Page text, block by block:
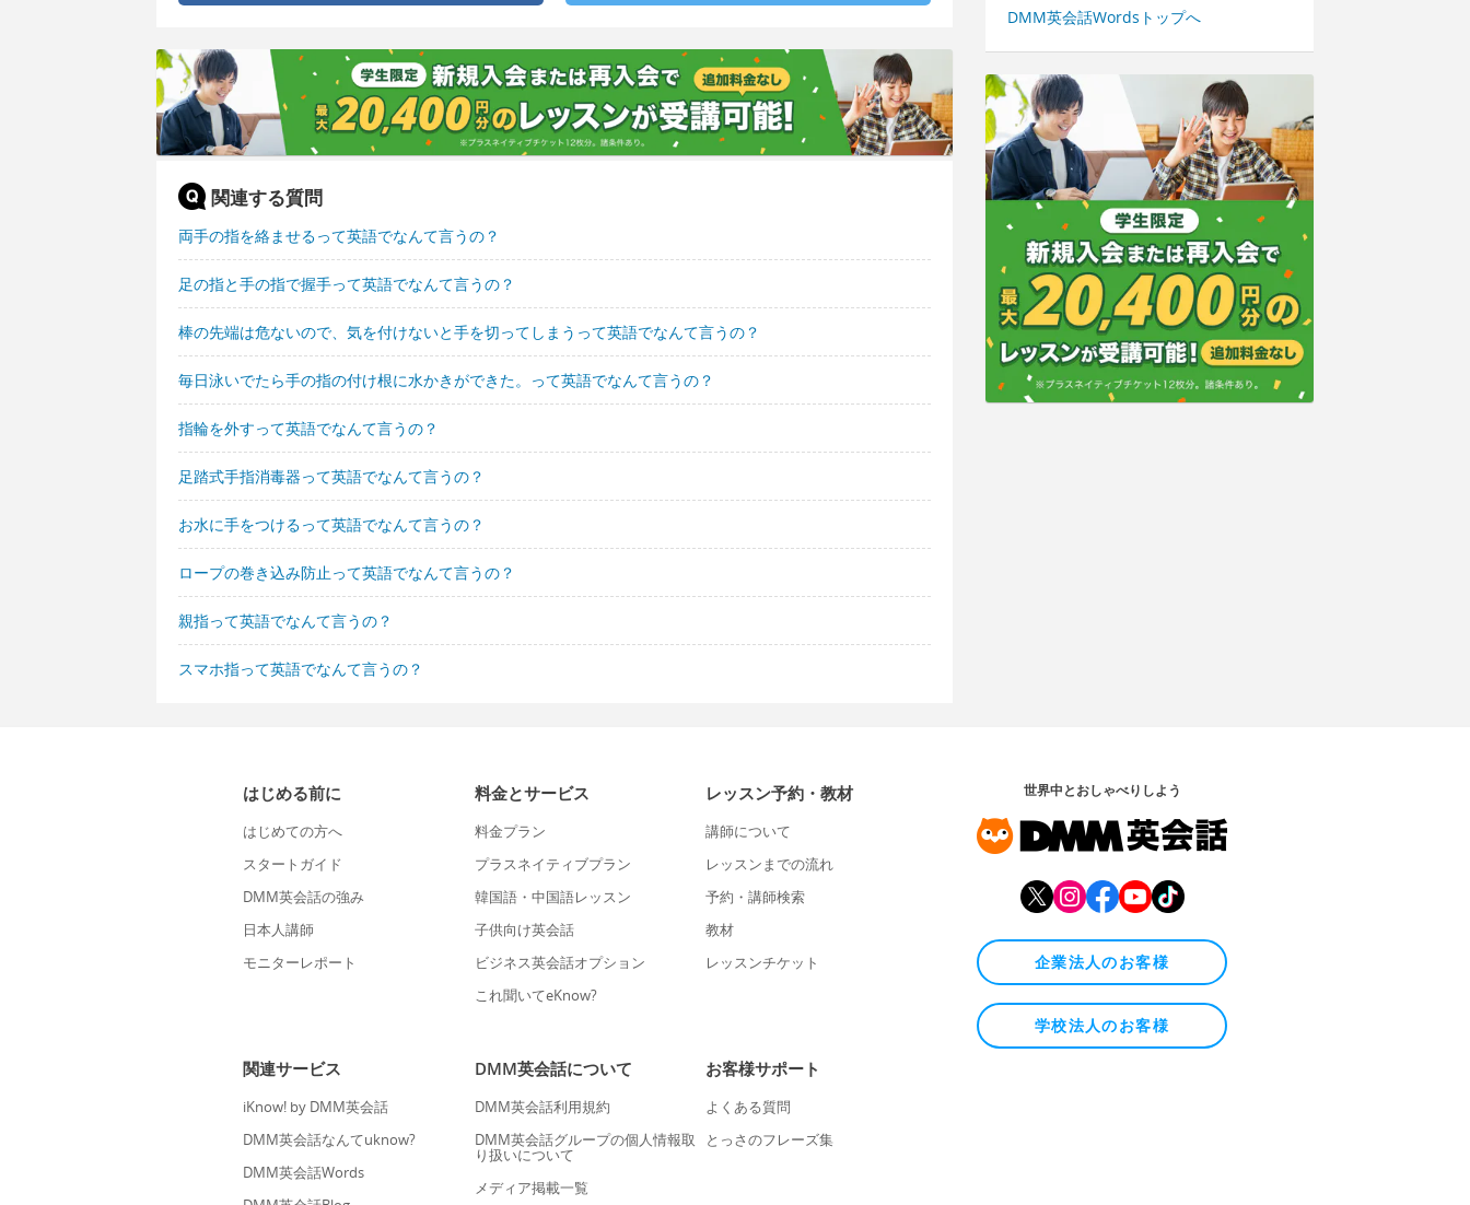
関連する質問
両手の指を絡ませるって英語でなんて言うの？
足の指と手の指で握手って英語でなんて言うの？
棒の先端は危ないので、気を付けないと手を切ってしまうって英語でなんて言うの？
毎日泳いでたら手の指の付け根に水かきができた。って英語でなんて言うの？
指輪を外すって英語でなんて言うの？
足踏式手指消毒器って英語でなんて言うの？
お水に手をつけるって英語でなんて言うの？
ロープの巻き込み防止って英語でなんて言うの？
親指って英語でなんて言うの？
スマホ指って英語でなんて言うの？
DMM英会話Wordsトップへ
はじめる前に
はじめての方へ
スタートガイド
DMM英会話の強み
日本人講師
モニターレポート
料金とサービス
料金プラン
プラスネイティブプラン
韓国語・中国語レッスン
子供向け英会話
ビジネス英会話オプション
これ聞いてeKnow?
レッスン予約・教材
講師について
レッスンまでの流れ
予約・講師検索
教材
レッスンチケット
関連サービス
iKnow! by DMM英会話
DMM英会話なんてuknow?
DMM英会話Words
DMM英会話について
DMM英会話利用規約
DMM英会話グループの個人情報取
り扱いについて
メディア掲載一覧
お客様サポート
よくある質問
とっさのフレーズ集
世界中とおしゃべりしよう
企業法人のお客様
学校法人のお客様